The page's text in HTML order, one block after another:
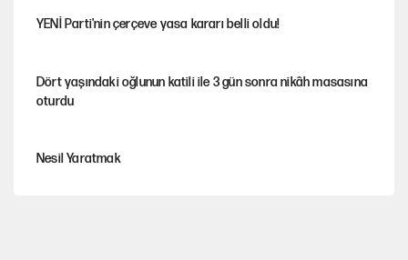
YENİ Parti'nin çerçeve yasa kararı belli oldu!
Dört yaşındaki oğlunun katili ile 3 gün sonra nikâh masasına
oturdu
Nesil Yaratmak